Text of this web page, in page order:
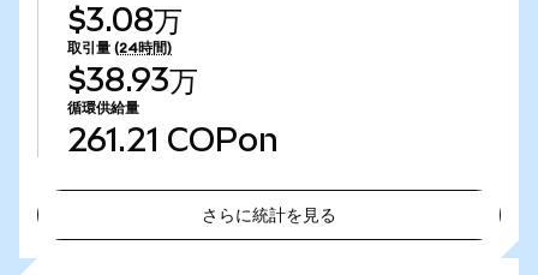
$3.08万
取引量 (24時間)
$38.93万
循環供給量
261.21 COPon
さらに統計を見る